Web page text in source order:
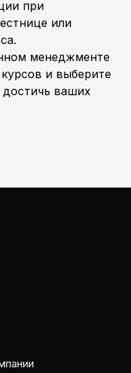
при
или
менеджменте
и выберите
ваших